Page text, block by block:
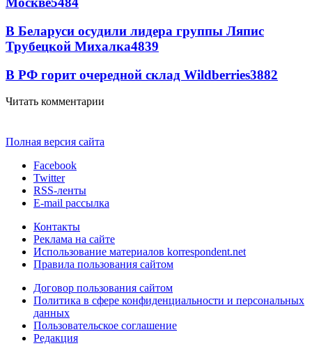
В Беларуси осудили лидера группы Ляпис
Трубецкой Михалка4839
В РФ горит очередной склад Wildberries3882
Читать комментарии
Полная версия сайта
Facebook
Twitter
RSS-ленты
E-mail рассылка
Контакты
Реклама на сайте
Использование материалов korrespondent.net
Правила пользования сайтом
Договор пользования сайтом
Политика в сфере конфиденциальности и персональных
данных
Пользовательское соглашение
Редакция